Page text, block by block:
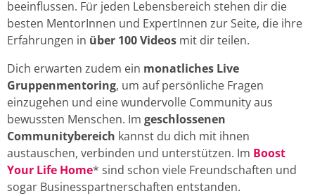
beeinflussen. Für jeden Lebensbereich stehen dir die
besten MentorInnen und ExpertInnen zur Seite, die ihre
Erfahrungen in über 100 Videos mit dir teilen.
Dich erwarten zudem ein monatliches Live
Gruppenmentoring, um auf persönliche Fragen
einzugehen und eine wundervolle Community aus
bewussten Menschen. Im geschlossenen
Communitybereich kannst du dich mit ihnen
austauschen, verbinden und unterstützen. Im Boost
Your Life Home* sind schon viele Freundschaften und
sogar Businesspartnerschaften entstanden.